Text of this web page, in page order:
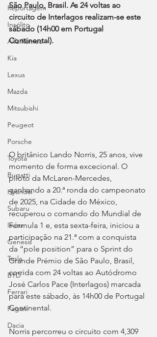
Reportagem
Insólito
Alfa Romeo
Kia
Lexus
Mazda
Mitsubishi
Peugeot
Porsche
Toyota
Bugatti
Hyundai
Subaru
Isuzu
Genesis
Tesla
BYD
Ferrari
Pagani
Dacia
São Paulo, Brasil. As 24 voltas ao
circuito de Interlagos realizam-se este
sábado (14h00 em Portugal
Continental).
O britânico Lando Norris, 25 anos, vive
momento de forma excecional. O
piloto da McLaren-Mercedes,
ganhando a 20.ª ronda do campeonato
de 2025, na Cidade do México,
recuperou o comando do Mundial de
Fórmula 1 e, esta sexta-feira, iniciou a
participação na 21.ª com a conquista
da “pole position” para o Sprint do
Grande Prémio de São Paulo, Brasil,
corrida com 24 voltas ao Autódromo
José Carlos Pace (Interlagos) marcada
para este sábado, às 14h00 de Portugal
Continental.
Norris percorreu o circuito com 4,309